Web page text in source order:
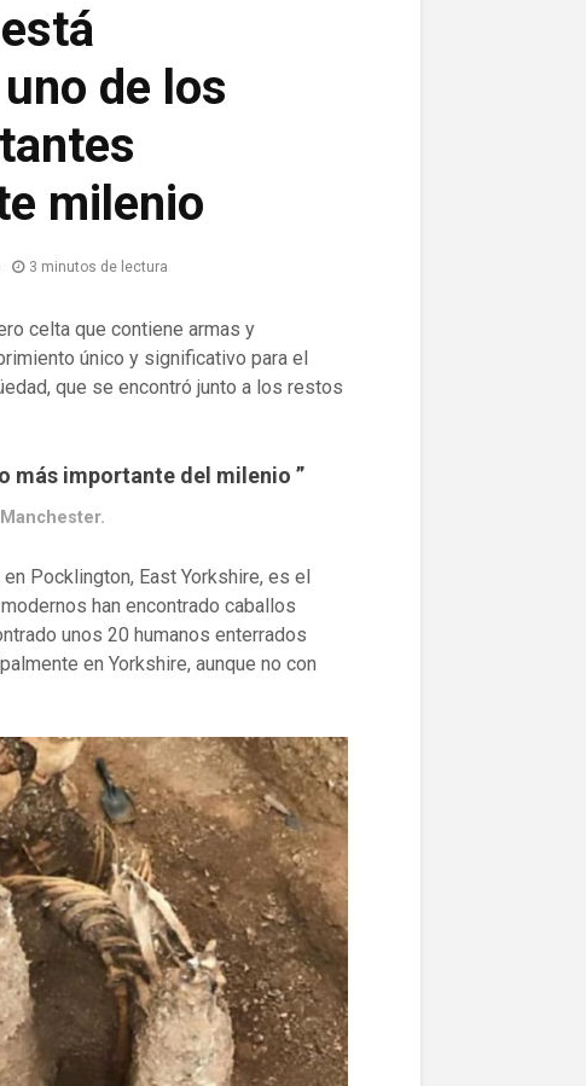
de los
milenio
3 minutos de lectura
celta que contiene armas y
único y significativo para el
que se encontró junto a los restos
más importante del milenio ”
Pocklington, East Yorkshire, es el
han encontrado caballos
unos 20 humanos enterrados
en Yorkshire, aunque no con